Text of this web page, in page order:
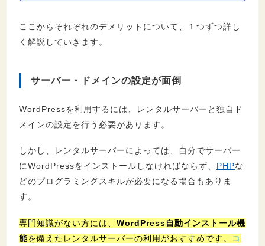
ここからそれぞれのデメリットについて、１つずつ詳し
く解説していきます。
サーバー・ドメインの設定が面倒
WordPressを利用するには、レンタルサーバーと独自ド
メインの設定を行う必要があります。
しかし、レンタルサーバーによっては、自分でサーバー
にWordPressをインストールしなければならず、 PHPな
どのプログラミングスキルが必要になる場合もありま
す。
専門知識がない方には、 WordPress自動インストール機
能を備えたレンタルサーバーの利用がおすすめです。
コ